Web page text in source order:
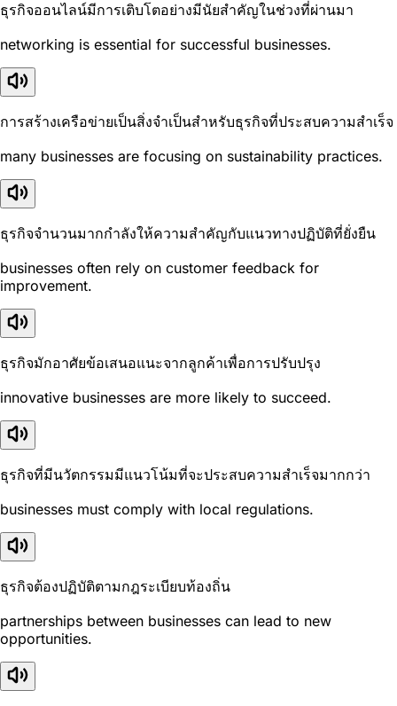
ธุรกิจออนไลน์มีการเติบโตอย่างมีนัยสำคัญในช่วงที่ผ่านมา
networking is essential for successful businesses.
การสร้างเครือข่ายเป็นสิ่งจำเป็นสำหรับธุรกิจที่ประสบความสำเร็จ
many businesses are focusing on sustainability practices.
ธุรกิจจำนวนมากกำลังให้ความสำคัญกับแนวทางปฏิบัติที่ยั่งยืน
businesses often rely on customer feedback for
improvement.
ธุรกิจมักอาศัยข้อเสนอแนะจากลูกค้าเพื่อการปรับปรุง
innovative businesses are more likely to succeed.
ธุรกิจที่มีนวัตกรรมมีแนวโน้มที่จะประสบความสำเร็จมากกว่า
businesses must comply with local regulations.
ธุรกิจต้องปฏิบัติตามกฎระเบียบท้องถิ่น
partnerships between businesses can lead to new
opportunities.